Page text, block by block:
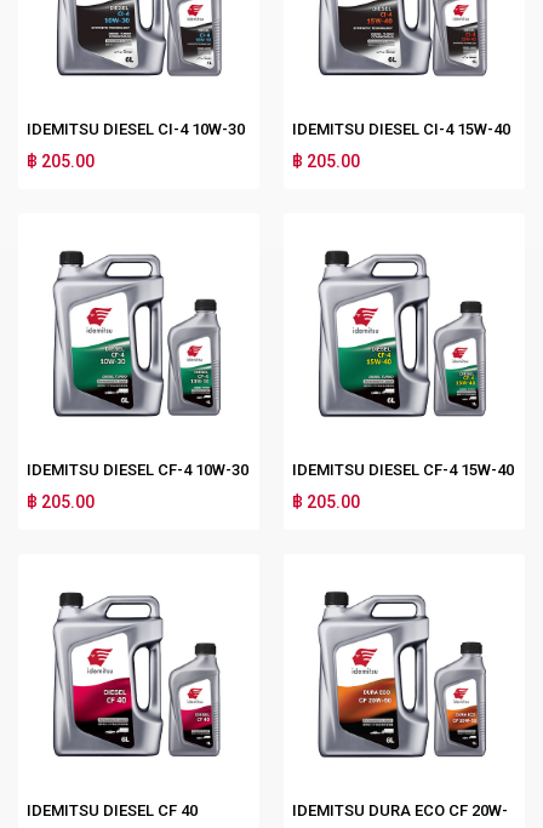
IDEMITSU DIESEL CI-4 10W-30
฿ 205.00
IDEMITSU DIESEL CI-4 15W-40
฿ 205.00
IDEMITSU DIESEL CF-4 10W-30
฿ 205.00
IDEMITSU DIESEL CF-4 15W-40
฿ 205.00
IDEMITSU DIESEL CF 40
IDEMITSU DURA ECO CF 20W-